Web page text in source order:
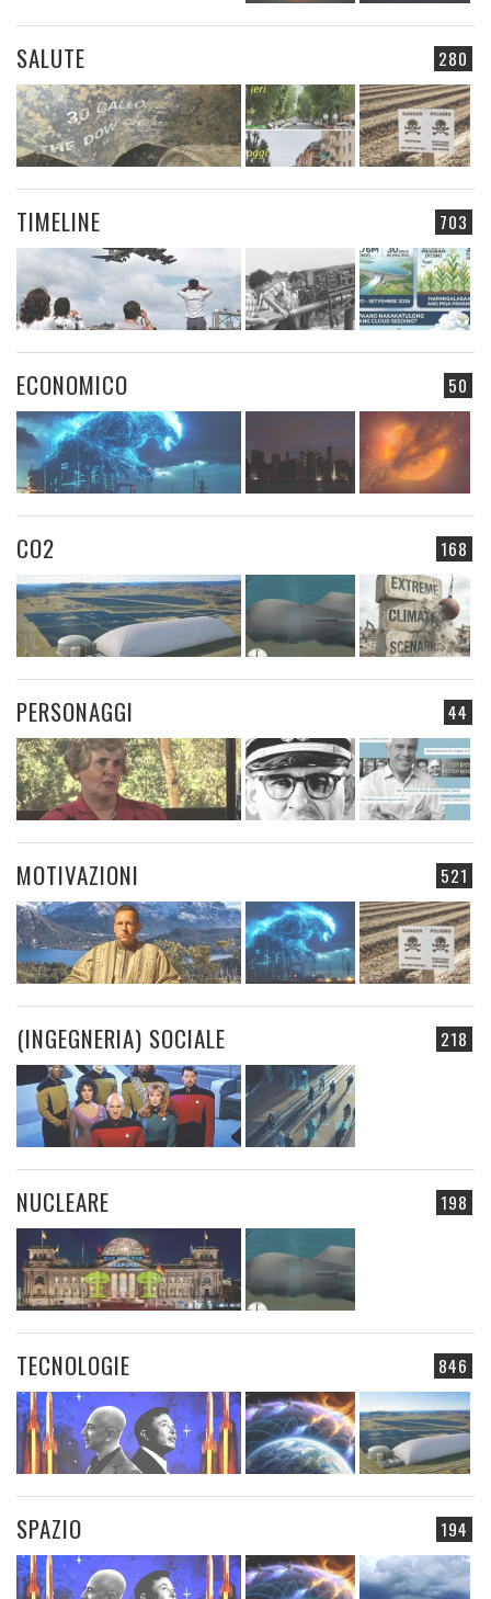
280
SALUTE
703
TIMELINE
50
ECONOMICO
168
CO2
44
PERSONAGGI
521
MOTIVAZIONI
218
(INGEGNERIA) SOCIALE
198
NUCLEARE
846
TECNOLOGIE
194
SPAZIO